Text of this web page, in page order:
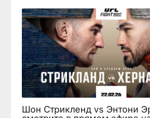
Шон Стрикленд vs Энтони